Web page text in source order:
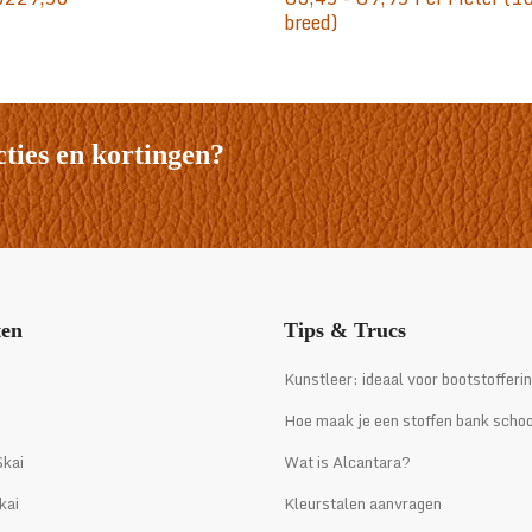
breed)
en kortingen?
Tips & Trucs
Kunstleer: ideaal voor
Hoe maak je een stoffen bank
Wat is Alcantara?
Kleurstalen aanvragen